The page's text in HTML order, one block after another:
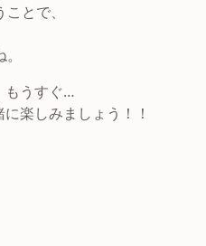
とで、
もうすぐ…
楽しみましょう！！